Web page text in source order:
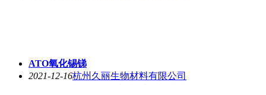
ATO氧化锡锑
2021-12-16杭州久丽生物材料有限公司